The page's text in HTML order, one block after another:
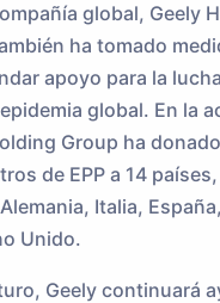
global, Geely
ha tomado
apoyo para la
global. En la
Group ha donado
de EPP a 14
Italia,
Unido.
Geely continuará